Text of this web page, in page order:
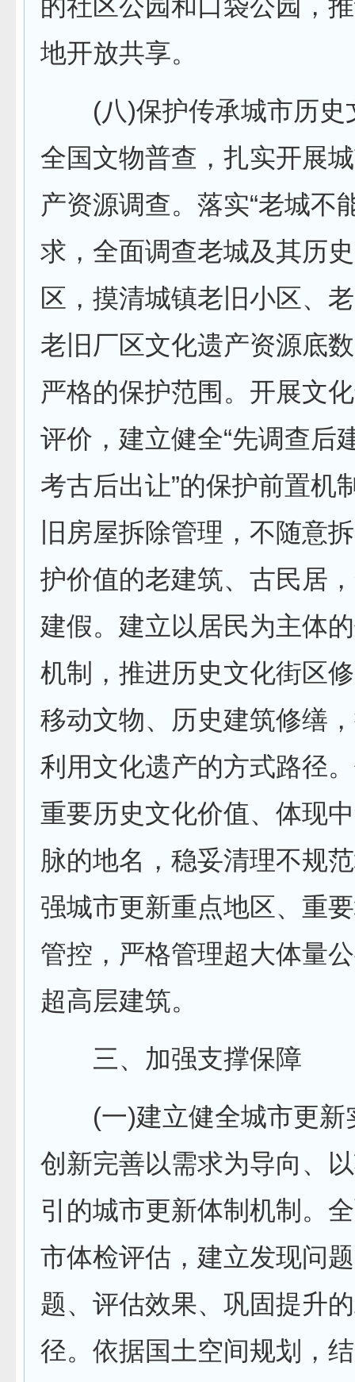
的社区公园和口袋公园，
地开放共享。
(八)保护传承城市历史
全国文物普查，扎实开展
产资源调查。落实“老城不
求，全面调查老城及其历
区，摸清城镇老旧小区、
老旧厂区文化遗产资源底
严格的保护范围。开展文
评价，建立健全“先调查后
考古后出让”的保护前置机
旧房屋拆除管理，不随意
护价值的老建筑、古民居
建假。建立以居民为主体
机制，推进历史文化街区
移动文物、历史建筑修缮
利用文化遗产的方式路径
重要历史文化价值、体现
脉的地名，稳妥清理不规
强城市更新重点地区、重
管控，严格管理超大体量
超高层建筑。
三、加强支撑保障
(一)建立健全城市更新
创新完善以需求为导向、
引的城市更新体制机制。
市体检评估，建立发现问
题、评估效果、巩固提升
径。依据国土空间规划，